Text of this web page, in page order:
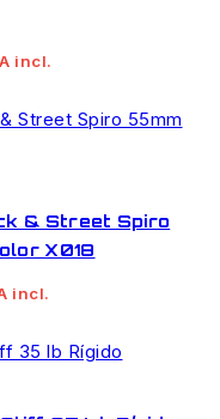
incl.
& Street Spiro
X018
incl.